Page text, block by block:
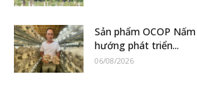
Sản phẩm OCOP
hướng phát triển...
06/08/2026